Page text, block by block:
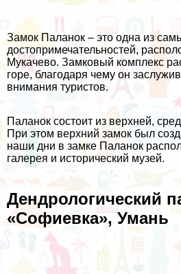
Замок Паланок – это одна из
достопримечательностей,
Мукачево. Замковый комплекс
горе, благодаря чему он
внимания туристов.
Паланок состоит из верхней,
При этом верхний замок был
наши дни в замке Паланок
галерея и исторический музей.
Дендрологический
«Софиевка», Умань